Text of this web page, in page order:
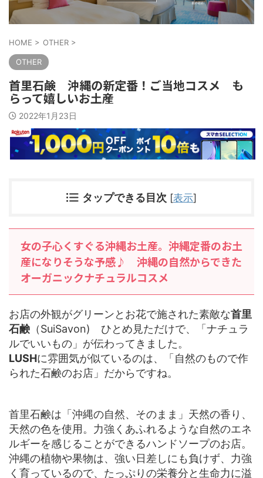
HOME > OTHER >
OTHER
首里石鹸 沖縄の新定番！ご当地コスメ も
らって嬉しいお土産
2022年1月23日
タップできる目次 [表示]
女の子心くすぐる沖縄お土産。沖縄定番のお土
産になりそうな予感♪ 沖縄の自然からできた
オーガニックナチュラルコスメ
お店の外観がグリーンとお花で施された素敵な首里
石鹸 （SuiSavon) ひとめ見ただけで、「ナチュラ
ルでいいもの」が伝わってきました。
LUSHに雰囲気が似ているのは、「自然のもので作
られた石鹸のお店」だからですね。
首里石鹸は「沖縄の自然、そのまま」天然の香り、
天然の色を使用。力強くあふれるような自然のエネ
ルギーを感じることができるハンドソープのお店。
沖縄の植物や果物は、強い日差しにも負けず、力強
く育っているので、たっぷりの栄養分と生命力に溢